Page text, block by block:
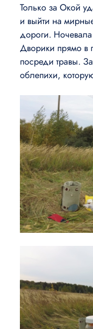
Только за Окой
и выйти на
дороги.
Дворики прямо в
посреди травы.
облепихи,